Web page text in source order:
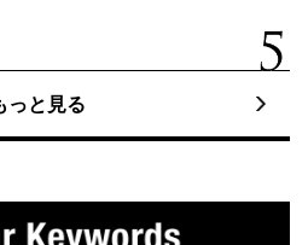
っと見る